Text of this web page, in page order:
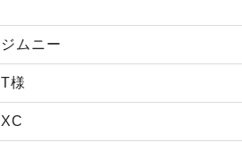
ジムニー
T様
XC